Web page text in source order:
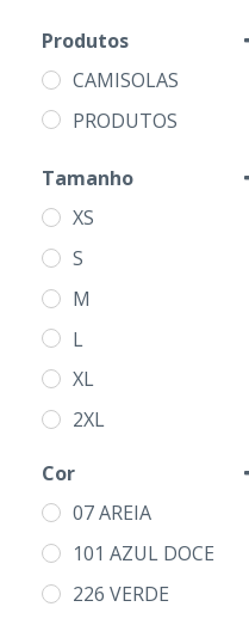
Produtos
CAMISOLAS
PRODUTOS
Tamanho
XS
S
M
L
XL
2XL
Cor
07 AREIA
101 AZUL DOCE
226 VERDE